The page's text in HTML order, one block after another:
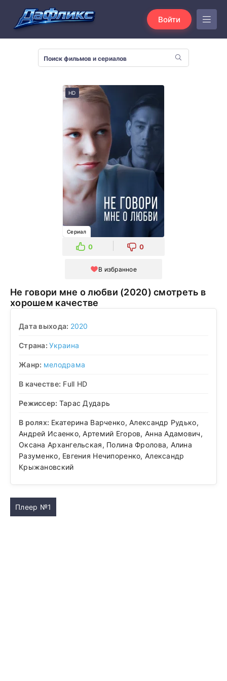
Войти
HD
Сериал
0 0
В избранное
Не говори мне о любви (2020) смотреть в
хорошем качестве
Дата выхода: 2020
Страна:Украина
Жанр: мелодрама
В качестве: Full HD
Режиссер: Тарас Дударь
В ролях: Екатерина Варченко, Александр Рудько,
Андрей Исаенко, Артемий Егоров, Анна Адамович,
Оксана Архангельская, Полина Фролова, Алина
Разуменко, Евгения Нечипоренко, Александр
Крыжановский
Плеер №1